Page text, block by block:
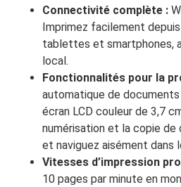
Connectivité complète :
Imprimez facilement
tablettes et smartphones,
local.
Fonctionnalités pour la
automatique de
écran LCD couleur de 3,7
numérisation et la copie
et naviguez aisément dans
Vitesses d’impression
10 pages par minute en